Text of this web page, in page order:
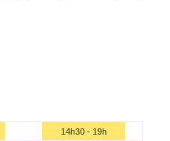
14h30 - 19h